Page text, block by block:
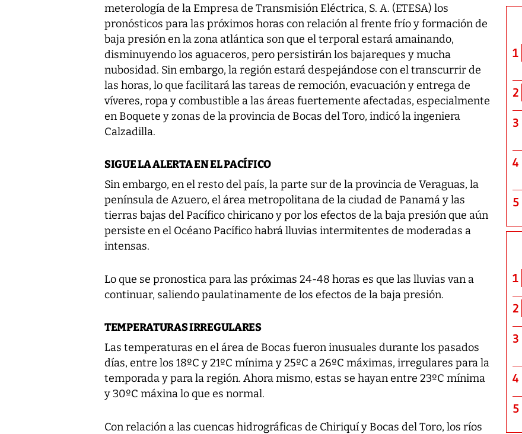
meterología de la Empresa de Transmisión Eléctrica, S. A. (ETESA) los
pronósticos para las próximos horas con relación al frente frío y formación de
baja presión en la zona atlántica son que el terporal estará amainando,
disminuyendo los aguaceros, pero persistirán los bajareques y mucha
nubosidad. Sin embargo, la región estará despejándose con el transcurrir de
las horas, lo que facilitará las tareas de remoción, evacuación y entrega de
víveres, ropa y combustible a las áreas fuertemente afectadas, especialmente
en Boquete y zonas de la provincia de Bocas del Toro, indicó la ingeniera
Calzadilla.
SIGUE LA ALERTA EN EL PACÍFICO
Sin embargo, en el resto del país, la parte sur de la provincia de Veraguas, la
península de Azuero, el área metropolitana de la ciudad de Panamá y las
tierras bajas del Pacífico chiricano y por los efectos de la baja presión que aún
persiste en el Océano Pacífico habrá lluvias intermitentes de moderadas a
intensas.
Lo que se pronostica para las próximas 24-48 horas es que las lluvias van a
continuar, saliendo paulatinamente de los efectos de la baja presión.
TEMPERATURAS IRREGULARES
Las temperaturas en el área de Bocas fueron inusuales durante los pasados
días, entre los 18ºC y 21ºC mínima y 25ºC a 26ºC máximas, irregulares para la
temporada y para la región. Ahora mismo, estas se hayan entre 23ºC mínima
y 30ºC máxina lo que es normal.
Con relación a las cuencas hidrográficas de Chiriquí y Bocas del Toro, los ríos
1
2
3
4
5
1
2
3
4
5